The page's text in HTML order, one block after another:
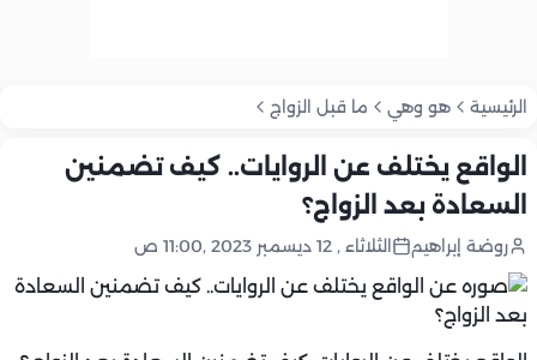
الرئيسية هو وهي ما قبل الزواج
الواقع يختلف عن الروايات.. كيف تضمنين
السعادة بعد الزواج؟
روضة إبراهيم الثلاثاء , 12 ديسمبر 2023 ,11:00 ص